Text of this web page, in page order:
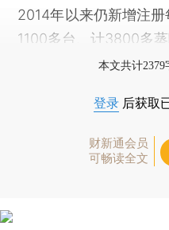
2014年以来仍新增注
1100多台、计3800多
本文共计
登录 后获取
财新通会员
可畅读全文